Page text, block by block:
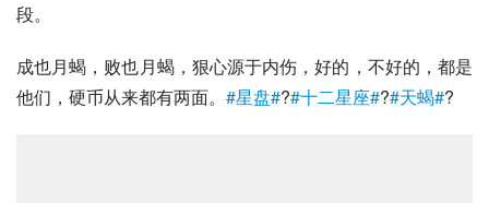
段。
成也月蝎，败也月蝎，狠心源于内伤，好的，不好的，都是
他们，硬币从来都有两面。 #星盘#?#十二星座#?#天蝎#?